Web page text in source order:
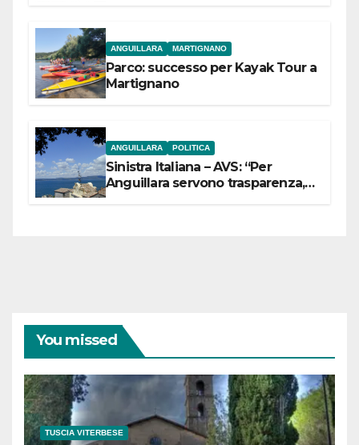
ANGUILLARA MARTIGNANO
Parco: successo per Kayak Tour a
Martignano
ANGUILLARA POLITICA
Sinistra Italiana – AVS: “Per
Anguillara servono trasparenza,
You missed
TUSCIA VITERBESE